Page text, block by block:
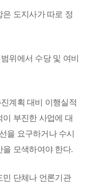
도지사가 따로 정
위에서 수당 및 여비
계획 대비 이행실적
부진한 사업에 대
을 요구하거나 수시
을 모색하여야 한다.
민 단체나 언론기관